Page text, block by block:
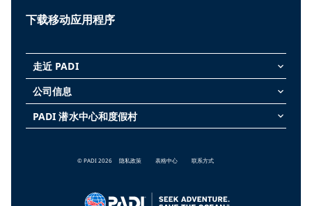
下载移动应用程序
走近 PADI keyboard_arrow_down
公司信息 keyboard_arrow_down
PADI 潜水中心和度假村 keyboard_arrow_down
© PADI 2026 隐私政策 表格中心 联系方式